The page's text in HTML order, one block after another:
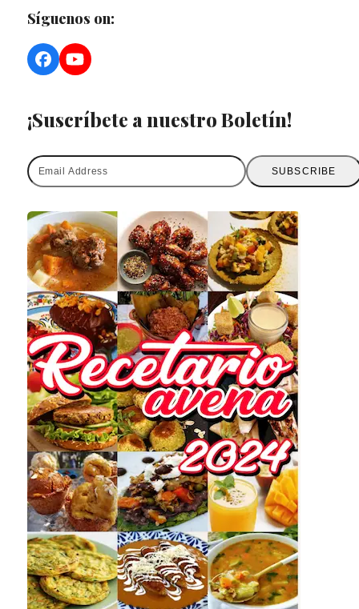
Síguenos on:
Facebook
YouTube
¡Suscríbete a nuestro Boletín!
Email
Address
SUBSCRIBE